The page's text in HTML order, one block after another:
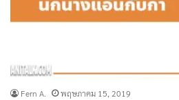
Fern A. พฤษภาคม 15, 2019